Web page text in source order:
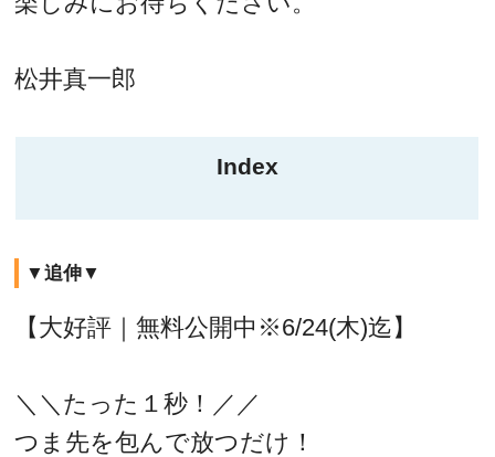
松井真一郎
Index
▼追伸▼
【大好評｜無料公開中※6/24(木)迄】
＼＼たった１秒！／／
つま先を包んで放つだけ！